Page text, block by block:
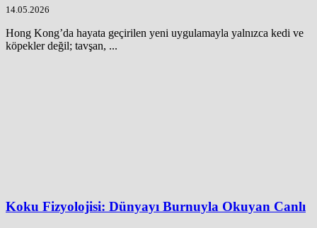
14.05.2026
Hong Kong’da hayata geçirilen yeni uygulamayla yalnızca kedi ve
köpekler değil; tavşan, ...
Koku Fizyolojisi: Dünyayı Burnuyla Okuyan Canlı